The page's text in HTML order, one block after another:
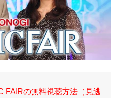
FAIRの無料視聴方法（見逃